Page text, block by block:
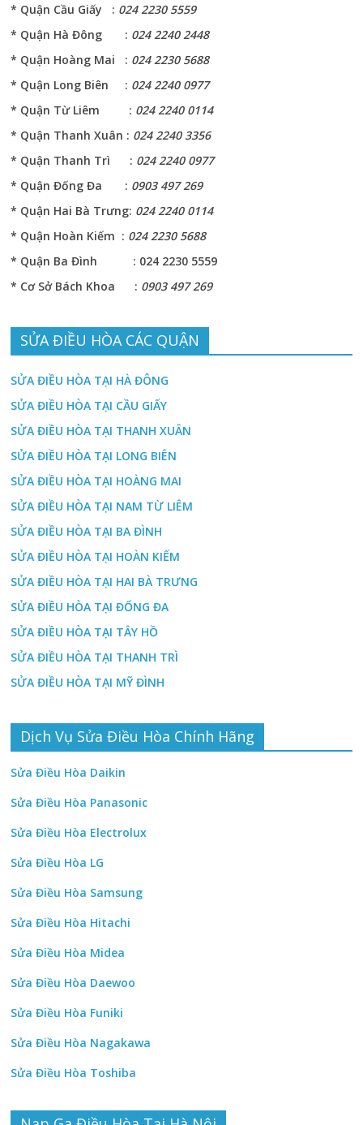
* Quận Cầu Giấy : 024 2230 5559
* Quận Hà Đông : 024 2240 2448
* Quận Hoàng Mai : 024 2230 5688
* Quận Long Biên : 024 2240 0977
* Quận Từ Liêm : 024 2240 0114
* Quận Thanh Xuân : 024 2240 3356
* Quận Thanh Trì : 024 2240 0977
* Quận Đống Đa : 0903 497 269
* Quận Hai Bà Trưng: 024 2240 0114
* Quận Hoàn Kiếm : 024 2230 5688
* Quận Ba Đình : 024 2230 5559
* Cơ Sở Bách Khoa : 0903 497 269
SỬA ĐIỀU HÒA CÁC QUẬN
SỬA ĐIỀU HÒA TẠI HÀ ĐÔNG
SỬA ĐIỀU HÒA TẠI CẦU GIẤY
SỬA ĐIỀU HÒA TẠI THANH XUÂN
SỬA ĐIỀU HÒA TẠI LONG BIÊN
SỬA ĐIỀU HÒA TẠI HOÀNG MAI
SỬA ĐIỀU HÒA TẠI NAM TỪ LIÊM
SỬA ĐIỀU HÒA TẠI BA ĐÌNH
SỬA ĐIỀU HÒA TẠI HOÀN KIẾM
SỬA ĐIỀU HÒA TẠI HAI BÀ TRƯNG
SỬA ĐIỀU HÒA TẠI ĐỐNG ĐA
SỬA ĐIỀU HÒA TẠI TÂY HỒ
SỬA ĐIỀU HÒA TẠI THANH TRÌ
SỬA ĐIỀU HÒA TẠI MỸ ĐÌNH
Dịch Vụ Sửa Điều Hòa Chính Hãng
Sửa Điều Hòa Daikin
Sửa Điều Hòa Panasonic
Sửa Điều Hòa Electrolux
Sửa Điều Hòa LG
Sửa Điều Hòa Samsung
Sửa Điều Hòa Hitachi
Sửa Điều Hòa Midea
Sửa Điều Hòa Daewoo
Sửa Điều Hòa Funiki
Sửa Điều Hòa Nagakawa
Sửa Điều Hòa Toshiba